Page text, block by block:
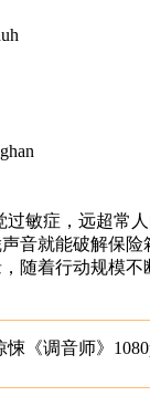
敏症，远超常
音就能破解保
随着行动规模
悚《调音师》